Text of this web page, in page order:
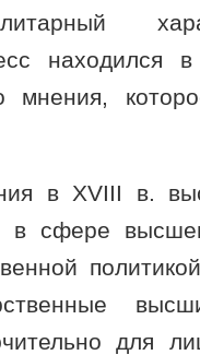
находился
мнения,
в XVIII в.
в сфере
для